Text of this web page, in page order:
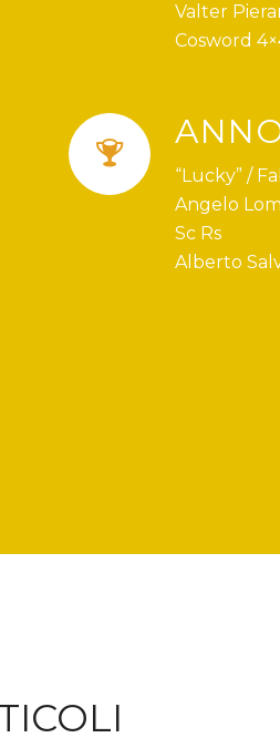
Valter
Cosword
“Lucky” /
Angelo
Sc Rs
Alberto